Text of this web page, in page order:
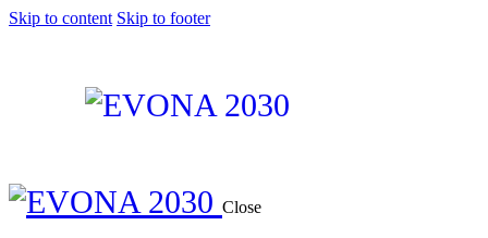
Skip to content Skip to footer
Close